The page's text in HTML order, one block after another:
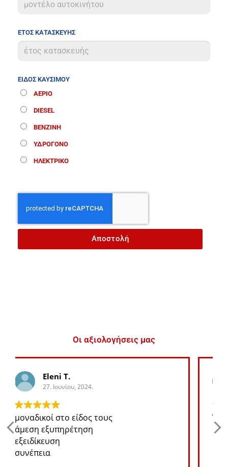
ΕΤΟΣ ΚΑΤΑΣΚΕΥΗΣ
ΕΙΔΟΣ ΚΑΥΣΙΜΟΥ
ΑΕΡΙΟ
DIESEL
ΒΕΝΖΙΝΗ
ΥΔΡΟΓΟΝΟ
ΗΛΕΚΤΡΙΚΟ
Αποστολή
Οι αξιολογήσεις μας
George K.
27. Ιουνίου, 2024.
Ότι ανταλλακτικό χρειάζομαι για το jeep
θα το βρω σε καλή τιμή